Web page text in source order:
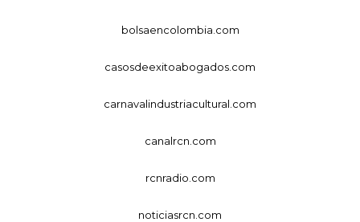
bolsaencolombia.com
casosdeexitoabogados.com
carnavalindustriacultural.com
canalrcn.com
rcnradio.com
noticiasrcn.com